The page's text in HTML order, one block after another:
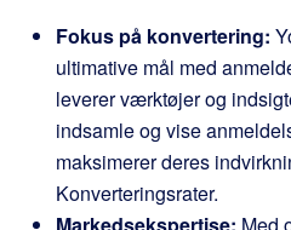
Fokus på konvertering:
ultimative mål med
leverer værktøjer og
indsamle og vise
maksimerer deres
Konverteringsrater.